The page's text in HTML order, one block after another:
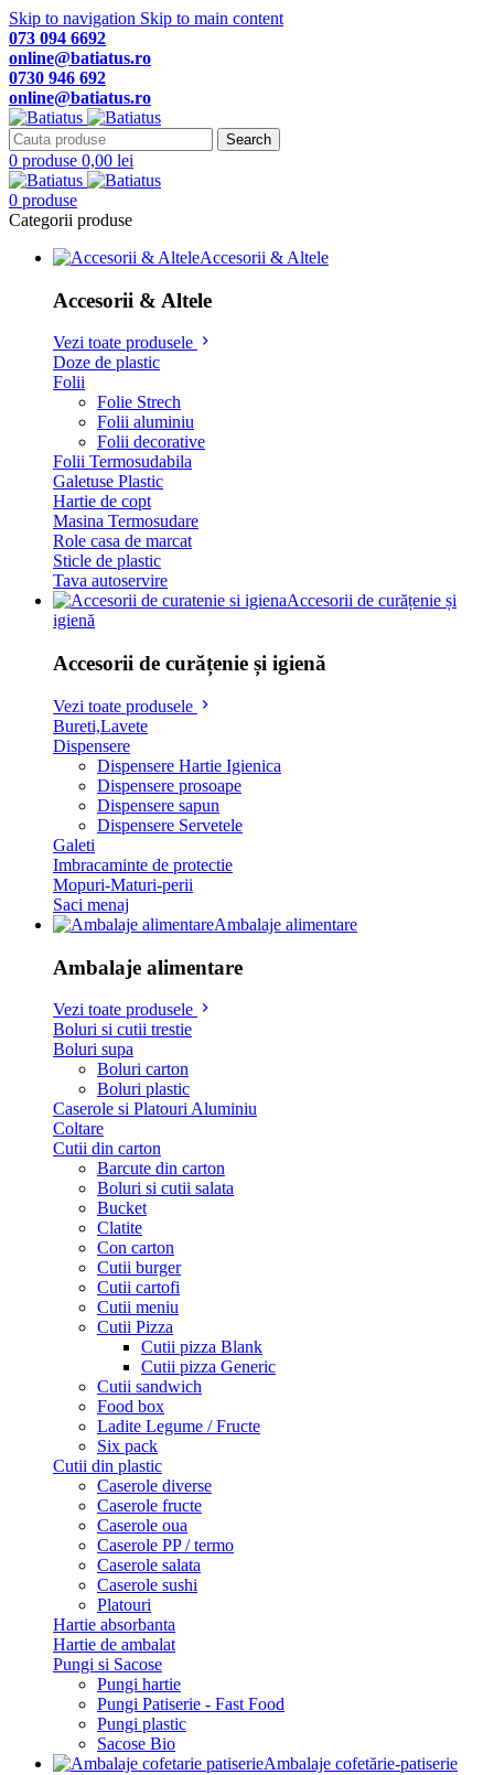
Skip to navigation Skip to main content
073 094 6692
online@batiatus.ro
0730 946 692
online@batiatus.ro
Search
0 produse 0,00 lei
0 produse
Categorii produse
Accesorii & Altele
Accesorii & Altele
Vezi toate produsele
Doze de plastic
Folii
Folie Strech
Folii aluminiu
Folii decorative
Folii Termosudabila
Galetuse Plastic
Hartie de copt
Masina Termosudare
Role casa de marcat
Sticle de plastic
Tava autoservire
Accesorii de curățenie și
igienă
Accesorii de curățenie și igienă
Vezi toate produsele
Bureti,Lavete
Dispensere
Dispensere Hartie Igienica
Dispensere prosoape
Dispensere sapun
Dispensere Servetele
Galeti
Imbracaminte de protectie
Mopuri-Maturi-perii
Saci menaj
Ambalaje alimentare
Ambalaje alimentare
Vezi toate produsele
Boluri si cutii trestie
Boluri supa
Boluri carton
Boluri plastic
Caserole si Platouri Aluminiu
Coltare
Cutii din carton
Barcute din carton
Boluri si cutii salata
Bucket
Clatite
Con carton
Cutii burger
Cutii cartofi
Cutii meniu
Cutii Pizza
Cutii pizza Blank
Cutii pizza Generic
Cutii sandwich
Food box
Ladite Legume / Fructe
Six pack
Cutii din plastic
Caserole diverse
Caserole fructe
Caserole oua
Caserole PP / termo
Caserole salata
Caserole sushi
Platouri
Hartie absorbanta
Hartie de ambalat
Pungi si Sacose
Pungi hartie
Pungi Patiserie - Fast Food
Pungi plastic
Sacose Bio
Ambalaje cofetărie-patiserie